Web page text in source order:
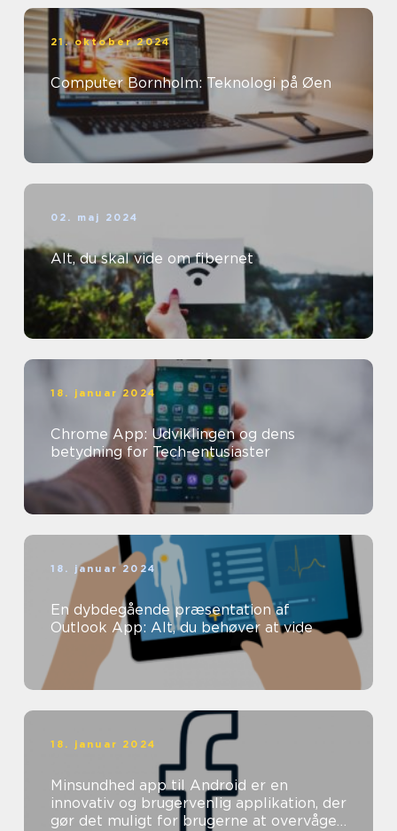
21. oktober 2024
Computer Bornholm: Teknologi på Øen
02. maj 2024
Alt, du skal vide om fibernet
18. januar 2024
Chrome App: Udviklingen og dens
betydning for Tech-entusiaster
18. januar 2024
En dybdegående præsentation af
Outlook App: Alt, du behøver at vide
18. januar 2024
Minsundhed app til Android er en
innovativ og brugervenlig applikation, der
gør det muligt for brugerne at overvåge